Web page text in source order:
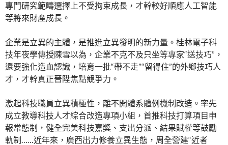
專門研究範疇選擇上不受拘束成長，才幹較好順應人工智能
等將來財產成長。
企業是立異的主體，是推進立異發明的新力量。桂林電子科
技年夜學傳授陳雪以為，企業不克不及只坐等專家“送技巧”，
還要強化造血認識，培育一批“帶不走”“留得住”的外鄉技巧人
才，才幹真正晉陞焦點競爭力。
激起科技職員立異積極性，離不開體系體例機制改造。率先
成立教導科技人才綜合改造專項小組，首推科技打算項目申
報常態制，健全完美科技嘉獎、支出分派、結果賦權等鼓勵
軌制……近年來，廣西出力修養立異生態，周全營建“近者